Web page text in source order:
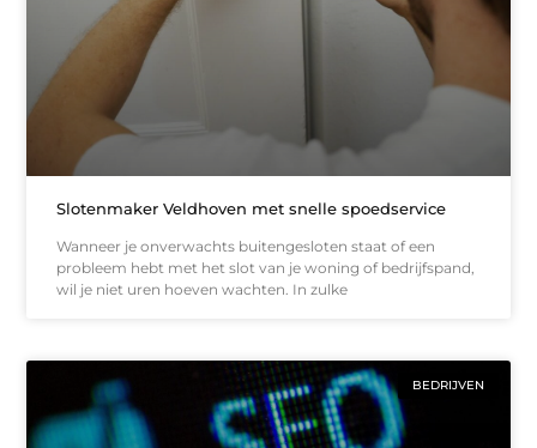
Slotenmaker Veldhoven met snelle spoedservice
Wanneer je onverwachts buitengesloten staat of een
probleem hebt met het slot van je woning of bedrijfspand,
wil je niet uren hoeven wachten. In zulke
BEDRIJVEN